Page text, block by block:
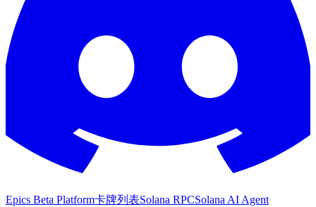
Epics Beta Platform卡牌列表Solana RPCSolana AI Agent